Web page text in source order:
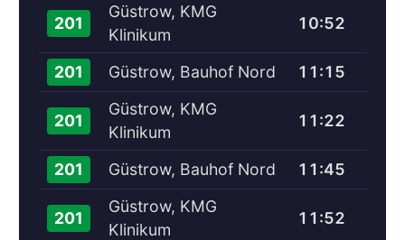
201
Güstrow, KMG
Klinikum
10:52
201 Güstrow, Bauhof Nord 11:15
201
Güstrow, KMG
Klinikum
11:22
201 Güstrow, Bauhof Nord 11:45
201
Güstrow, KMG
Klinikum
11:52